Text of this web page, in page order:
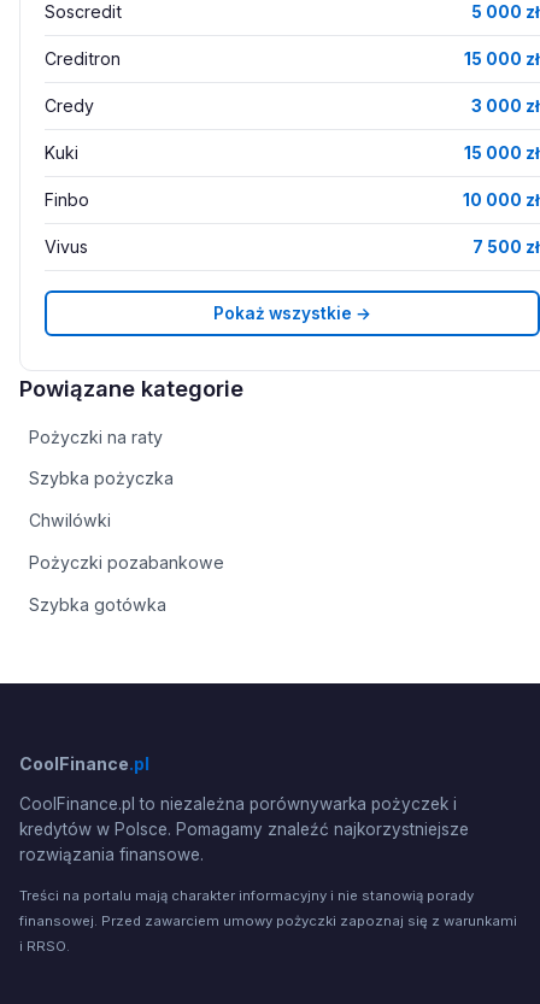
Soscredit 5 000 zł
Creditron 15 000 zł
Credy 3 000 zł
Kuki 15 000 zł
Finbo 10 000 zł
Vivus 7 500 zł
Pokaż wszystkie →
Powiązane kategorie
Pożyczki na raty
Szybka pożyczka
Chwilówki
Pożyczki pozabankowe
Szybka gotówka
CoolFinance.pl
CoolFinance.pl to niezależna porównywarka pożyczek i
kredytów w Polsce. Pomagamy znaleźć najkorzystniejsze
rozwiązania finansowe.
Treści na portalu mają charakter informacyjny i nie stanowią porady
finansowej. Przed zawarciem umowy pożyczki zapoznaj się z warunkami
i RRSO.